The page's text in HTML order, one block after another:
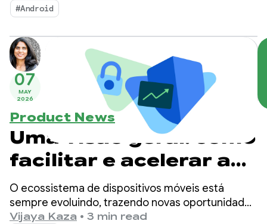
criando mais oportunidades de engajamento com
seus apps.
#Android
07
MAY
2026
Product News
Uma visão geral: como
facilitar e acelerar a
publicação de apps
mais seguros
O ecossistema de dispositivos móveis está
sempre evoluindo, trazendo novas oportunidades
e novas ameaças. Com essas mudanças, o
Vijaya Kaza • 3 min read